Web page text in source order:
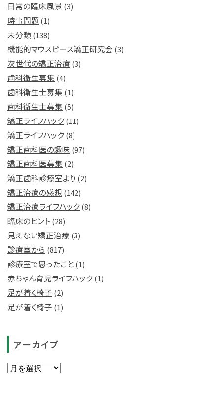
日常の臨床風景 (3)
時事問題 (1)
未分類(138)
機能的マウスピース矯正研究会 (3)
次世代の矯正治療 (3)
歯科衛生募集 (4)
歯科衛生士募集 (1)
歯科衛生士募集 (5)
矯正ライフハック(11)
矯正ライフハック(8)
矯正歯科医の趣味 (97)
矯正歯科医募集 (2)
矯正歯科診療室より (2)
矯正治療の感想 (142)
矯正治療ライフハック(8)
臨床のヒント(28)
見えない矯正治療 (3)
診療室から (817)
診療室で思ったこと (1)
赤ちゃん育児ライフハック(1)
足が着く椅子 (2)
足が着く椅子 (1)
アーカイブ